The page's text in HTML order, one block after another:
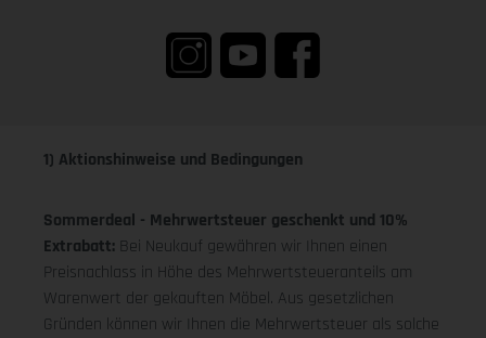
1) Aktionshinweise und Bedingungen
Sommerdeal - Mehrwertsteuer geschenkt und 10%
Extrabatt: Bei Neukauf gewähren wir Ihnen einen
Preisnachlass in Höhe des Mehrwertsteueranteils am
Warenwert der gekauften Möbel. Aus gesetzlichen
Gründen können wir Ihnen die Mehrwertsteuer als solche